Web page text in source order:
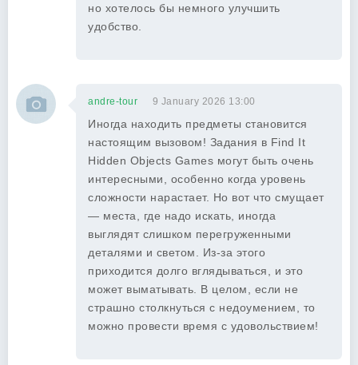
но хотелось бы немного улучшить
удобство.
andre-tour 9 January 2026 13:00
Иногда находить предметы становится
настоящим вызовом! Задания в Find It
Hidden Objects Games могут быть очень
интересными, особенно когда уровень
сложности нарастает. Но вот что смущает
— места, где надо искать, иногда
выглядят слишком перегруженными
деталями и светом. Из-за этого
приходится долго вглядываться, и это
может выматывать. В целом, если не
страшно столкнуться с недоумением, то
можно провести время с удовольствием!